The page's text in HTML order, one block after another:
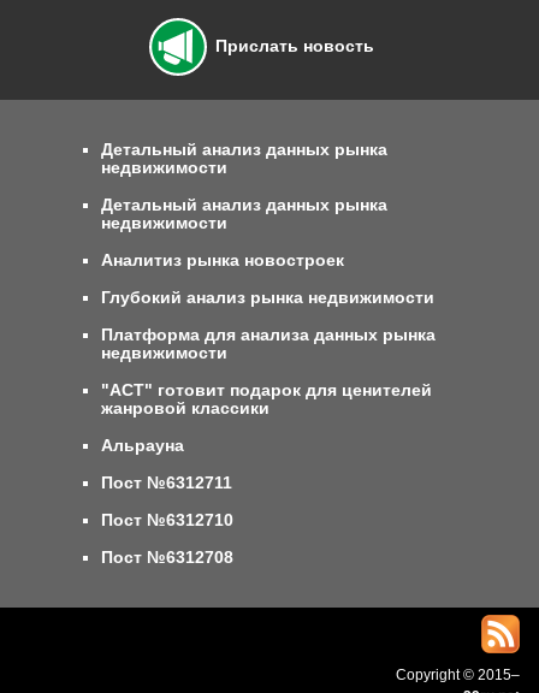
Прислать новость
Детальный анализ данных рынка
недвижимости
Детальный анализ данных рынка
недвижимости
Аналитиз рынка новостроек
Глубокий анализ рынка недвижимости
Платформа для анализа данных рынка
недвижимости
"АСТ" готовит подарок для ценителей
жанровой классики
Альрауна
Пост №6312711
Пост №6312710
Пост №6312708
Copyright © 2015–